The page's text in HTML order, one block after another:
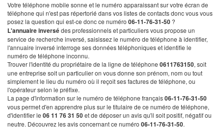
Votre téléphone mobile sonne et le numéro apparaissant sur votre écran de
téléphone qui n'est pas répertorié dans vos listes de contacts donc vous vous
posez la question qui est-ce donc ce numéro 06-11-76-31-50 ?
L'annuaire inversédes professionnels et particuliers vous propose un
service de recherche inversé, saisissez le numéro de téléphone à identifier,
l'annuaire inversé interroge ses données téléphoniques et identifie le
numéro de téléphone inconnu.
Trouver l'identité du propriétaire de la ligne de téléphone 0611763150, soit
une entreprise soit un particulier on vous donne son prénom, nom ou tout
simplement le lieu du numéro où il reçoit ses factures de téléphone, ou
l'opérateur selon le préfixe.
La page d'information sur le numéro de téléphone français06-11-76-31-50
vous permet d'en apprendre plus sur le titulaire de ce numéro de téléphone,
d'identifier le 06 11 76 31 50et de déposer un avis qu'il soit positif, négatif ou
neutre. Découvrez les avis concernant ce numéro 06-11-76-31-50.